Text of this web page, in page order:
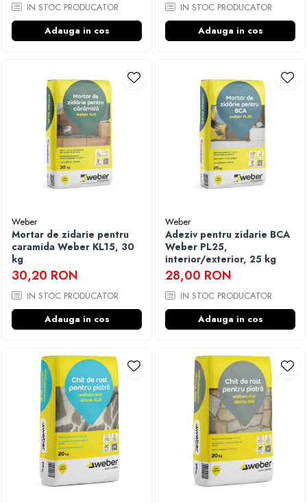
IN STOC PRODUCATOR
Adauga in cos
IN STOC PRODUCATOR
Adauga in cos
Weber
Mortar de zidarie pentru
caramida Weber KL15, 30
kg
30,20 RON
IN STOC PRODUCATOR
Adauga in cos
Weber
Adeziv pentru zidarie BCA
Weber PL25,
interior/exterior, 25 kg
28,00 RON
IN STOC PRODUCATOR
Adauga in cos